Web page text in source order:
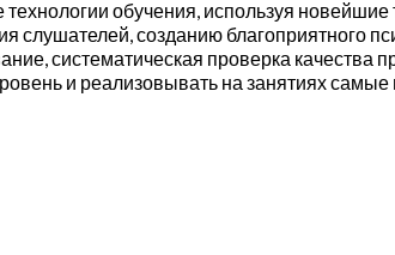
обучения, используя
слушателей, созданию благоприятного
систематическая проверка
и реализовывать на занятиях